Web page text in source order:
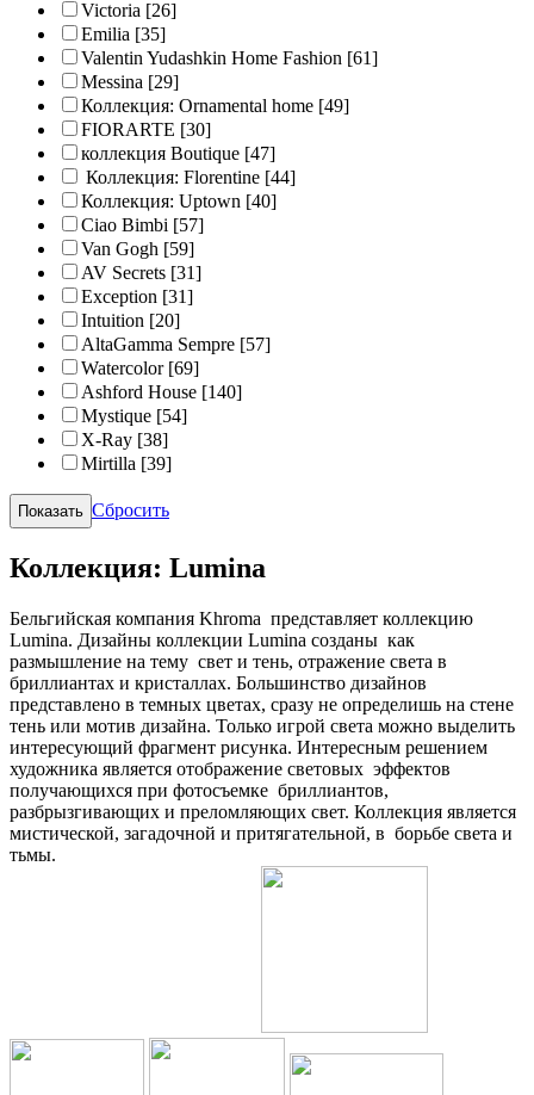
Victoria [26]
Emilia [35]
Valentin Yudashkin Home Fashion [61]
Messina [29]
Коллекция: Ornamental home [49]
FIORARTE [30]
коллекция Boutique [47]
Коллекция: Florentine [44]
Коллекция: Uptown [40]
Ciao Bimbi [57]
Van Gogh [59]
AV Secrets [31]
Exception [31]
Intuition [20]
AltaGamma Sempre [57]
Watercolor [69]
Ashford House [140]
Mystique [54]
X-Ray [38]
Mirtilla [39]
Сбросить
Коллекция: Lumina
Бельгийская компания Khroma представляет коллекцию
Lumina. Дизайны коллекции Lumina созданы как
размышление на тему свет и тень, отражение света в
бриллиантах и кристаллах. Большинство дизайнов
представлено в темных цветах, сразу не определишь на стене
тень или мотив дизайна. Только игрой света можно выделить
интересующий фрагмент рисунка. Интересным решением
художника является отображение световых эффектов
получающихся при фотосъемке бриллиантов,
разбрызгивающих и преломляющих свет. Коллекция является
мистической, загадочной и притягательной, в борьбе света и
тьмы.